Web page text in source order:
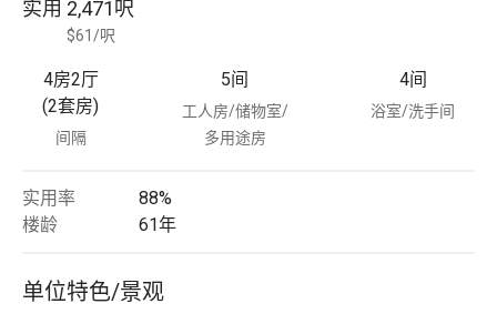
实用 2,471呎
$61/呎
4房2厅
(2套房)
间隔
5间
工人房/储物室/
多用途房
4间
浴室/洗手间
实用率
88%
楼龄
61年
单位特色/景观